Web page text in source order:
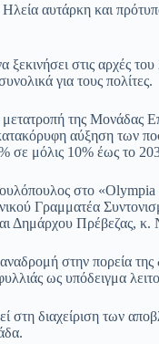
αυτάρκη και
ξεκινήσει στις αρχές
για τους πολίτες.
μετατροπή της
αύξηση των
σε μόλις 10% έως το
στο
Γραμματέα
Δημάρχου Πρέβεζας, κ.
στην πορεία
ως υπόδειγμα
στη διαχείριση των